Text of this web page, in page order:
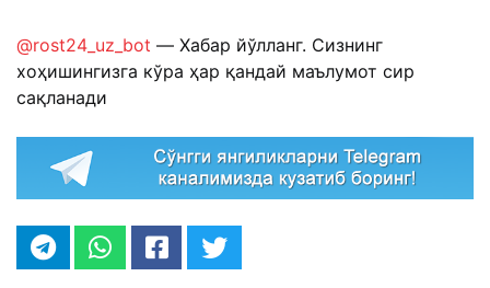
@rost24_uz_bot — Хабар йўлланг. Сизнинг
хоҳишингизга кўра ҳар қандай маълумот сир
сақланади